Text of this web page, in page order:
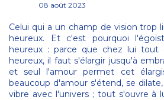
08 août 2023
Celui qui a un champ de vision trop
heureux. Et c'est pourquoi
heureux : parce que chez lui tout
heureux, il faut s'élargir jusqu'à
et seul l'amour permet cet
beaucoup d'amour s'étend, se
vibre avec l'univers ; tout s'ouvre à